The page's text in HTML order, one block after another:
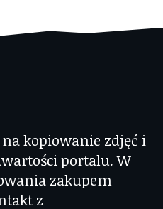
kopiowanie zdjęć i
portalu. W
zakupem
z